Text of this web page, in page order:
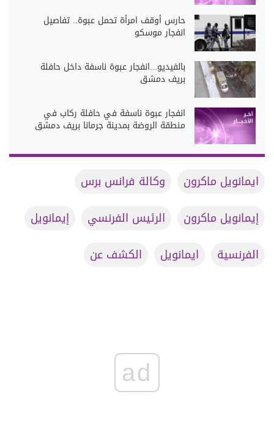
حارس أوقف امرأة تحمل عبوة.. تفاصيل
انفجار موسكو
بالفيديو...انفجار عبوة ناسفة داخل حافلة
بريف دمشق
انفجار عبوة ناسفة في حافلة ركاب في
منطقة الروضة بمدينة جرمانا بريف دمشق
ايمانويل ماكرون
وكالة فرانس برس
إيمانويل ماكرون
الرئيس الفرنسي
إيمانويل
الفرنسية
ايمانويل الكشف عن
ad